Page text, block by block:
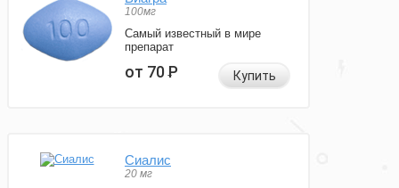
100мг
Самый известный в мире
препарат
от 70Р Купить
Сиалис
20 мг